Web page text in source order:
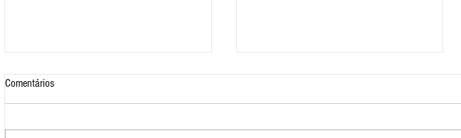
Comentários